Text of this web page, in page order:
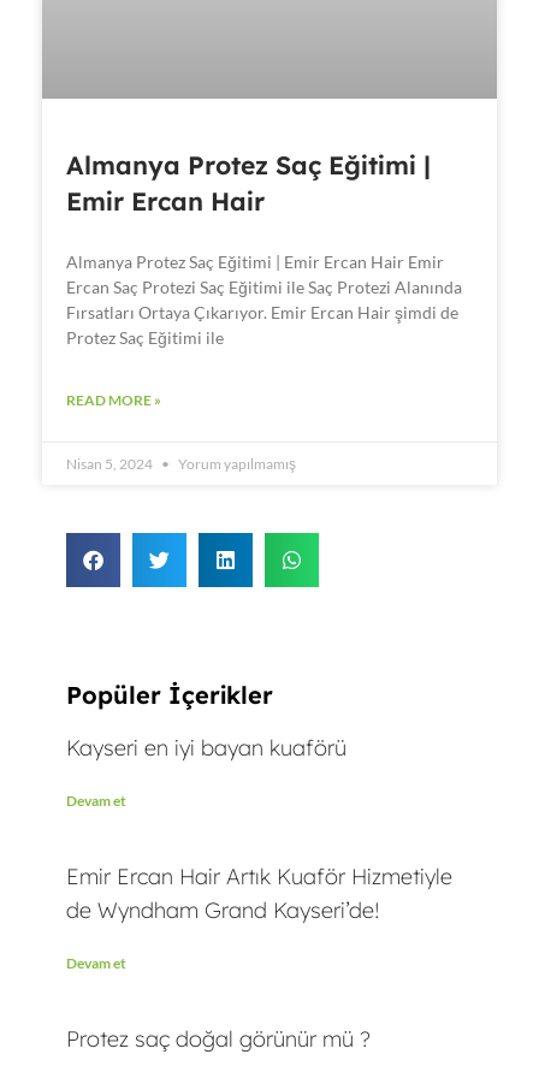
Almanya Protez Saç Eğitimi |
Emir Ercan Hair
Almanya Protez Saç Eğitimi | Emir Ercan Hair Emir
Ercan Saç Protezi Saç Eğitimi ile Saç Protezi Alanında
Fırsatları Ortaya Çıkarıyor. Emir Ercan Hair şimdi de
Protez Saç Eğitimi ile
READ MORE »
Nisan 5, 2024 Yorum yapılmamış
Popüler İçerikler
Kayseri en iyi bayan kuaförü
Devam et
Emir Ercan Hair Artık Kuaför Hizmetiyle
de Wyndham Grand Kayseri’de!
Devam et
Protez saç doğal görünür mü ?